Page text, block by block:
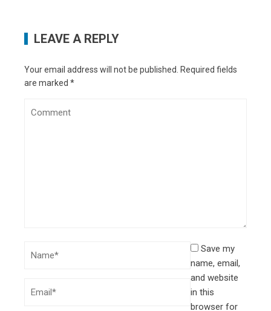
LEAVE A REPLY
Your email address will not be published. Required fields
are marked *
Save my
name, email,
and website
in this
browser for